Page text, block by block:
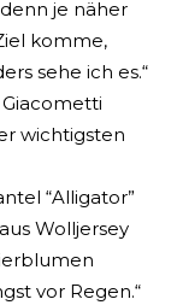
je näher
komme,
sehe ich es.“
wichtigsten
“Alligator”
Wolljersey
vor Regen.“